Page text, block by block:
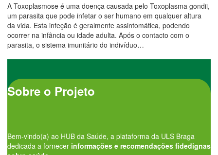
A Toxoplasmose é uma doença causada pelo Toxoplasma gondii,
um parasita que pode infetar o ser humano em qualquer altura
da vida. Esta infeção é geralmente assintomática, podendo
ocorrer na infância ou idade adulta. Após o contacto com o
parasita, o sistema imunitário do indivíduo…
Sobre o Projeto
Bem-vindo(a) ao HUB da Saúde, a plataforma da ULS Braga
dedicada a fornecer informações e recomendações fidedignas